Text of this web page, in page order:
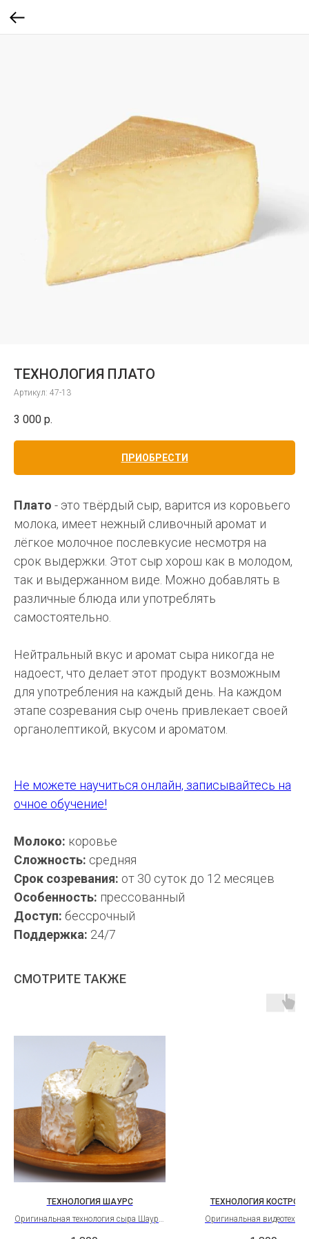
ТЕХНОЛОГИЯ ПЛАТО
Артикул: 47-13
3 000 р.
ПРИОБРЕСТИ
Плато - это твёрдый сыр, варится из коровьего
молока, имеет нежный сливочный аромат и
лёгкое молочное послевкусие несмотря на
срок выдержки. Этот сыр хорош как в молодом,
так и выдержанном виде. Можно добавлять в
различные блюда или употреблять
самостоятельно.
Нейтральный вкус и аромат сыра никогда не
надоест, что делает этот продукт возможным
для употребления на каждый день. На каждом
этапе созревания сыр очень привлекает своей
органолептикой, вкусом и ароматом.
Не можете научиться онлайн, записывайтесь на
очное обучение!
Молоко: коровье
Сложность: средняя
Срок созревания: от 30 суток до 12 месяцев
Особенность: прессованный
Доступ: бессрочный
Поддержка: 24/7
СМОТРИТЕ ТАКЖЕ
ТЕХНОЛОГИЯ ШАУРС
Оригинальная технология сыра Шаурс.
ТЕХНОЛОГИЯ
Оригинальная